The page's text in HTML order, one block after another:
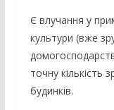
Є влучання у
культури (вже
точну кількість
будинків.